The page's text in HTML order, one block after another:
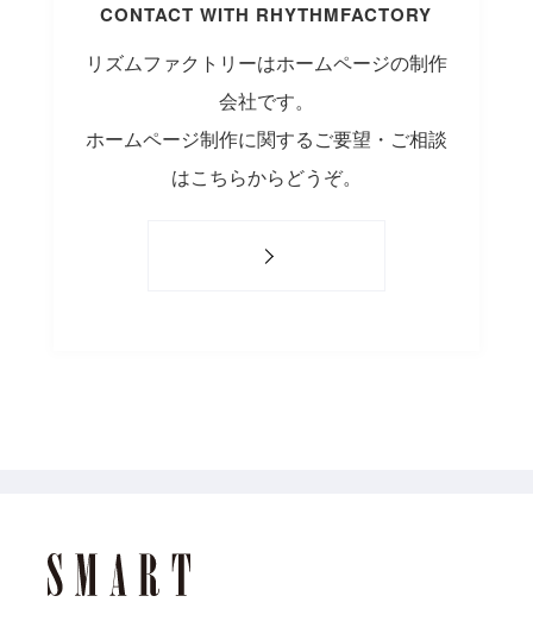
CONTACT WITH RHYTHMFACTORY
リズムファクトリーはホームページの制作
会社です。
ホームページ制作に関するご要望・ご相談
はこちらからどうぞ。